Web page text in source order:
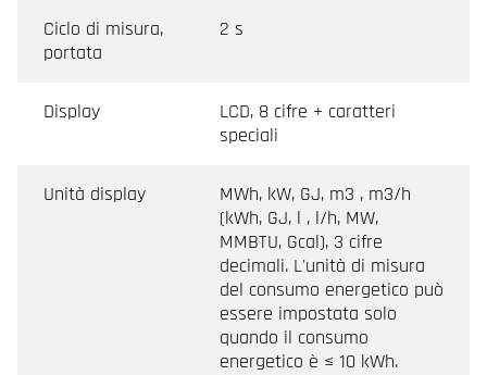
Ciclo di misura,
portata
2 s
Display
LCD, 8 cifre + caratteri
speciali
Unità display
MWh, kW, GJ, m3 , m3/h
(kWh, GJ, l , l/h, MW,
MMBTU, Gcal), 3 cifre
decimali. L'unità di misura
del consumo energetico può
essere impostata solo
quando il consumo
energetico è ≤ 10 kWh.